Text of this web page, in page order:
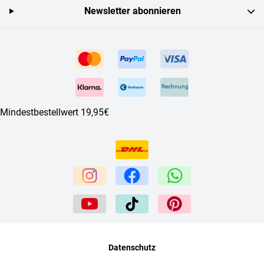
Rechnung
Mindestbestellwert 19,95€
Newsletter abonnieren
Datenschutz